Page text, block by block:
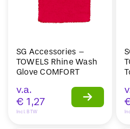
SG Accessories –
TOWELS Rhine Wash
Glove COMFORT
v.a.
€ 1,27
Incl. BTW